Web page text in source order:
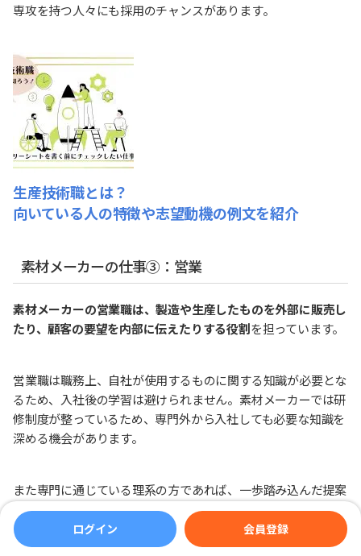
専攻を持つ人々にも採用のチャンスがあります。
生産技術職とは？
向いている人の特徴や志望動機の例文を紹介
素材メーカーの仕事③：営業
素材メーカーの営業職は、製造や生産したものを外部に販売し
たり、顧客の要望を内部に伝えたりする役割を担っています。
営業職は職務上、自社が使用するものに関する知識が必要とな
るため、入社後の学習は避けられません。素材メーカーでは研
修制度が整っているため、専門外から入社しても必要な知識を
深める機会があります。
また専門に通じている理系の方であれば、一歩踏み込んだ提案
に通じる知識を持っているため、より活躍できるフィールドと
言えるでしょう。
ログイン 会員登録